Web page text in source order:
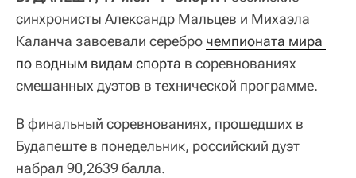
синхронисты Александр Мальцев и Михаэла
Каланча завоевали серебро чемпионата мира
по водным видам спорта в соревнованиях
смешанных дуэтов в технической программе.
В финальный соревнованиях, прошедших в
Будапеште в понедельник, российский дуэт
набрал 90,2639 балла.